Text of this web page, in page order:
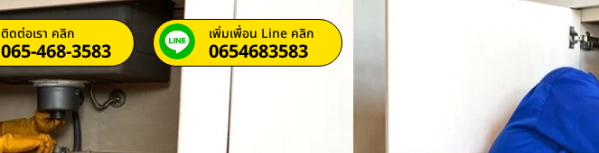
ติดต่อเรา คลิก
065-468-3583
เพิ่มเพื่อน Line คลิก
0654683583